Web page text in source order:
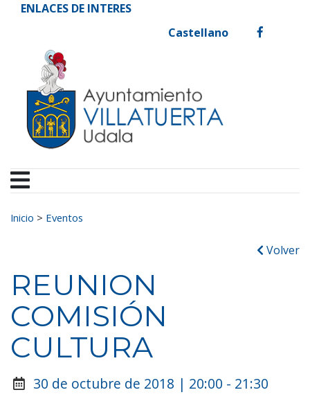
Ir al contenido
Ayuntamiento de
ENLACES DE INTERES
Castellano
facebook
Buscar:
Inicio > Eventos
Volver
REUNION
COMISIÓN
CULTURA
30 de octubre de 2018 | 20:00 - 21:30